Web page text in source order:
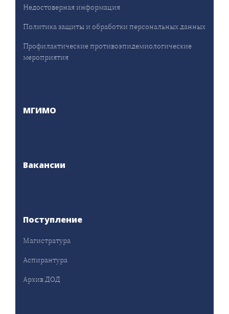
Недостоверная информация
Политика защиты и обработки персональных данных
Профилактические противоэпидемиологические
мероприятия
МГИМО
Вакансии
Поступление
Магистратура
Аспирантура
Архив ДОД